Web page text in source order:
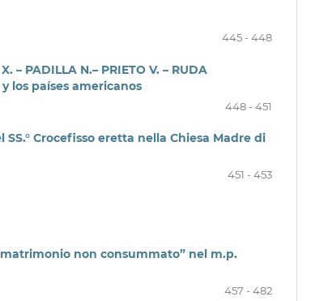
445 - 448
– PADILLA N.– PRIETO V. – RUDA
los países americanos
448 - 451
Crocefisso eretta nella Chiesa Madre di
451 - 453
non consummato” nel m.p.
457 - 482